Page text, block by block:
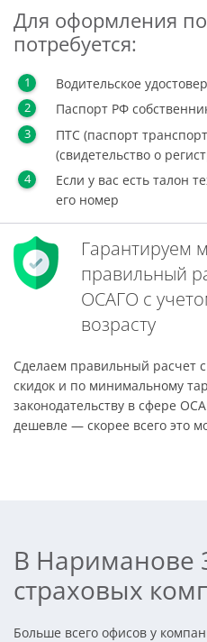
Для оформления
потребуется:
Водительское
Паспорт РФ
ПТС (паспорт
(свидетельство о
Если у вас есть талон
его номер
Гарантируем
правильный
ОСАГО с
возрасту
Сделаем правильный расчет
скидок и по минимальному
законодательству в сфере
дешевле — скорее всего это
В Нариманове
страховых
Больше всего офисов у